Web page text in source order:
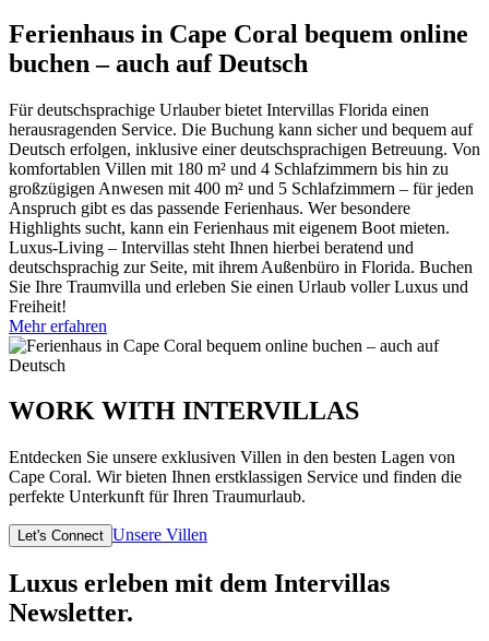
Ferienhaus in Cape Coral bequem online
buchen – auch auf Deutsch
Für deutschsprachige Urlauber bietet Intervillas Florida einen
herausragenden Service. Die Buchung kann sicher und bequem auf
Deutsch erfolgen, inklusive einer deutschsprachigen Betreuung. Von
komfortablen Villen mit 180 m² und 4 Schlafzimmern bis hin zu
großzügigen Anwesen mit 400 m² und 5 Schlafzimmern – für jeden
Anspruch gibt es das passende Ferienhaus. Wer besondere
Highlights sucht, kann ein Ferienhaus mit eigenem Boot mieten.
Luxus-Living – Intervillas steht Ihnen hierbei beratend und
deutschsprachig zur Seite, mit ihrem Außenbüro in Florida. Buchen
Sie Ihre Traumvilla und erleben Sie einen Urlaub voller Luxus und
Freiheit!
Mehr erfahren
WORK WITH INTERVILLAS
Entdecken Sie unsere exklusiven Villen in den besten Lagen von
Cape Coral. Wir bieten Ihnen erstklassigen Service und finden die
perfekte Unterkunft für Ihren Traumurlaub.
Let's Connect Unsere Villen
Luxus erleben mit dem Intervillas
Newsletter.